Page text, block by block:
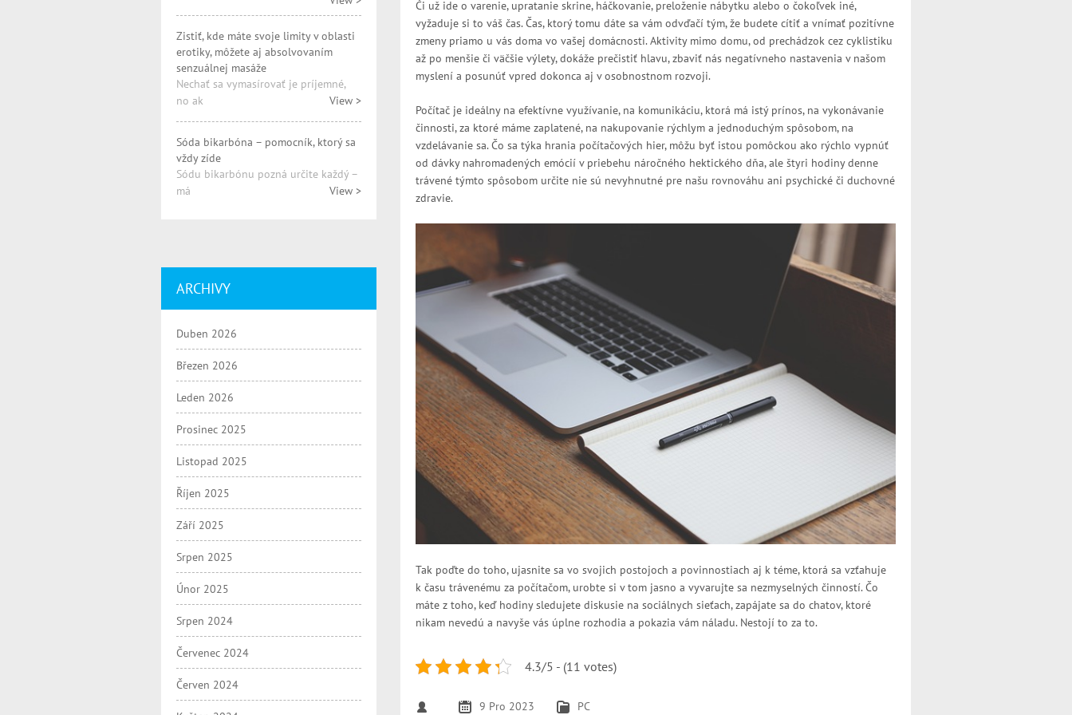
Či už ide o varenie, upratanie skrine, háčkovanie, preloženie nábytku alebo o čokoľvek iné,
vyžaduje si to váš čas. Čas, ktorý tomu dáte sa vám odvďačí tým, že budete cítiť a vnímať pozitívne
zmeny priamo u vás doma vo vašej domácnosti. Aktivity mimo domu, od prechádzok cez cyklistiku
až po menšie či väčšie výlety, dokáže prečistiť hlavu, zbaviť nás negatívneho nastavenia v našom
myslení a posunúť vpred dokonca aj v osobnostnom rozvoji.
Počítač je ideálny na efektívne využívanie, na komunikáciu, ktorá má istý prínos, na vykonávanie
činnosti, za ktoré máme zaplatené, na nakupovanie rýchlym a jednoduchým spôsobom, na
vzdelávanie sa. Čo sa týka hrania počítačových hier, môžu byť istou pomôckou ako rýchlo vypnúť
od dávky nahromadených emócií v priebehu náročného hektického dňa, ale štyri hodiny denne
trávené týmto spôsobom určite nie sú nevyhnutné pre našu rovnováhu ani psychické či duchovné
zdravie.
Tak poďte do toho, ujasnite sa vo svojich postojoch a povinnostiach aj k téme, ktorá sa vzťahuje
k času trávenému za počítačom, urobte si v tom jasno a vyvarujte sa nezmyselných činností. Čo
máte z toho, keď hodiny sledujete diskusie na sociálnych sieťach, zapájate sa do chatov, ktoré
nikam nevedú a navyše vás úplne rozhodia a pokazia vám náladu. Nestojí to za to.
4.3/5 - (11 votes)
9 Pro 2023 PC
Zistiť, kde máte svoje limity v oblasti
erotiky, môžete aj absolvovaním
senzuálnej masáže
Nechať sa vymasírovať je príjemné,
no ak
View >
Sóda bikarbóna – pomocník, ktorý sa
vždy zíde
Sódu bikarbónu pozná určite každý –
má
View >
ARCHIVY
Duben 2026
Březen 2026
Leden 2026
Prosinec 2025
Listopad 2025
Říjen 2025
Září 2025
Srpen 2025
Únor 2025
Srpen 2024
Červenec 2024
Červen 2024